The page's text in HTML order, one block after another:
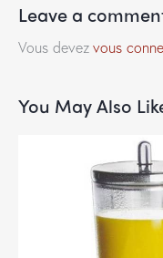
Leave a
Vous devezvous
You May Also